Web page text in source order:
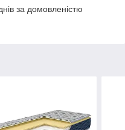
за домовленістю